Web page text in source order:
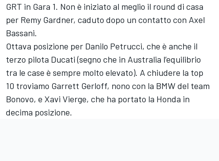
GRT in Gara 1. Non è iniziato al meglio il round di casa
per Remy Gardner, caduto dopo un contatto con Axel
Bassani.
Ottava posizione per Danilo Petrucci, che è anche il
terzo pilota Ducati (segno che in Australia l’equilibrio
tra le case è sempre molto elevato). A chiudere la top
10 troviamo Garrett Gerloff, nono con la BMW del team
Bonovo, e Xavi Vierge, che ha portato la Honda in
decima posizione.